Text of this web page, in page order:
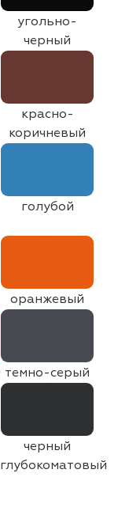
угольно-
черный
красно-
коричневый
голубой
оранжевый
темно-серый
черный
глубокоматовый